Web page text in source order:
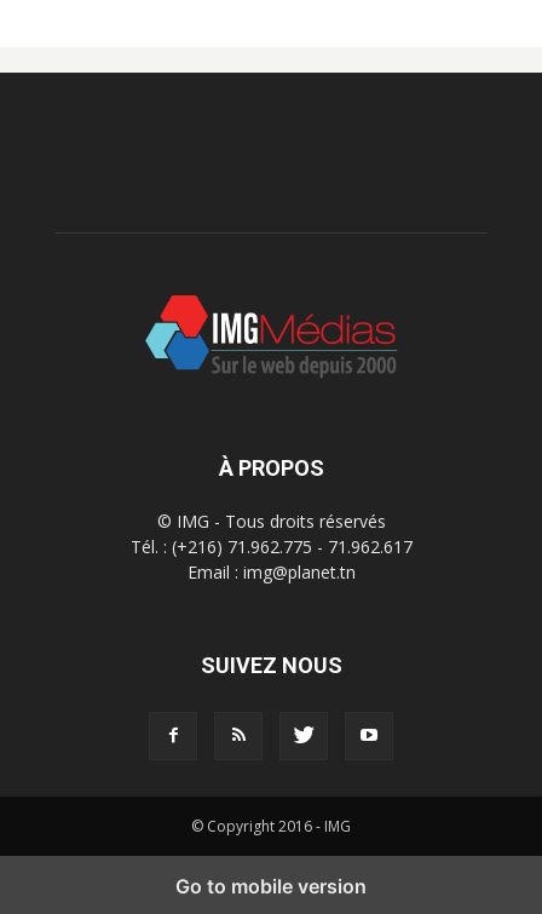
À PROPOS
© IMG - Tous droits réservés
Tél. : (+216) 71.962.775 - 71.962.617
Email : img@planet.tn
SUIVEZ NOUS
© Copyright 2016 - IMG
Go to mobile version